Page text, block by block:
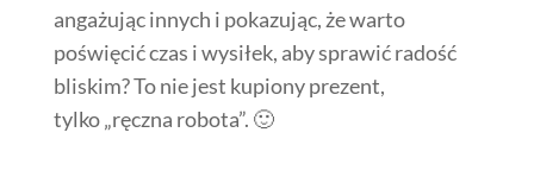
angażując innych i pokazując, że warto
poświęcić czas i wysiłek, aby sprawić radość
bliskim? To nie jest kupiony prezent,
tylko „ręczna robota”. 🙂